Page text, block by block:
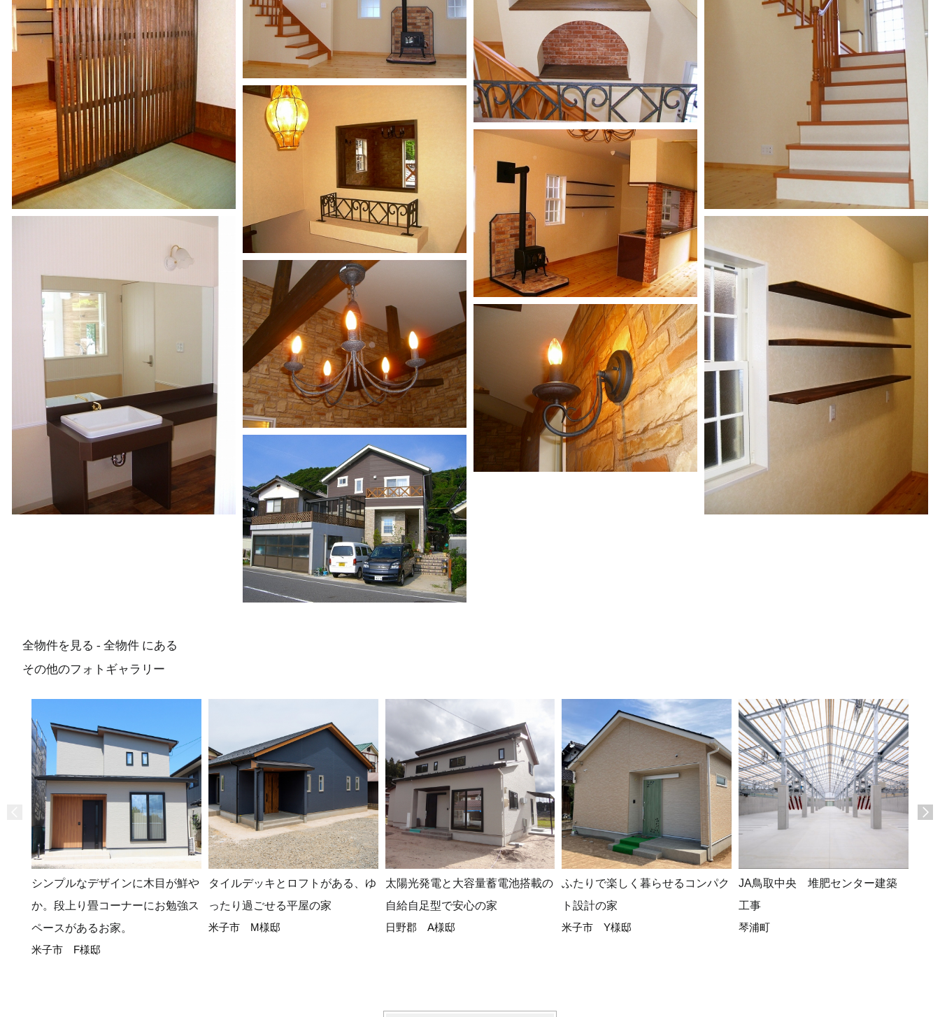
全物件を見る - 全物件 にある
その他のフォトギャラリー
シンプルなデザインに木目が鮮や
か。段上り畳コーナーにお勉強ス
ペースがあるお家。
米子市 F様邸
タイルデッキとロフトがある、ゆ
ったり過ごせる平屋の家
米子市 M様邸
太陽光発電と大容量蓄電池搭載の
自給自足型で安心の家
日野郡 A様邸
ふたりで楽しく暮らせるコンパク
ト設計の家
米子市 Y様邸
JA鳥取中央 堆肥センター建築
工事
琴浦町